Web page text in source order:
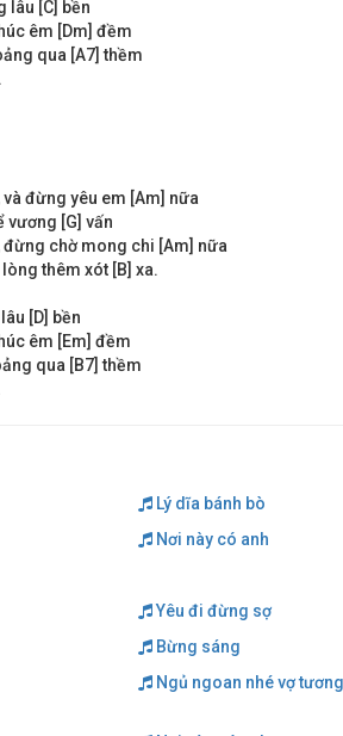
lâu [C] bền
êm [Dm] đềm
qua [A7] thềm
đừng yêu em [Am] nữa
vương [G] vấn
chờ mong chi [Am] nữa
thêm xót [B] xa.
[D] bền
êm [Em] đềm
qua [B7] thềm
Lý dĩa bánh bò
Nơi này có anh
Yêu đi đừng sợ
Bừng sáng
Ngủ ngoan nhé vợ